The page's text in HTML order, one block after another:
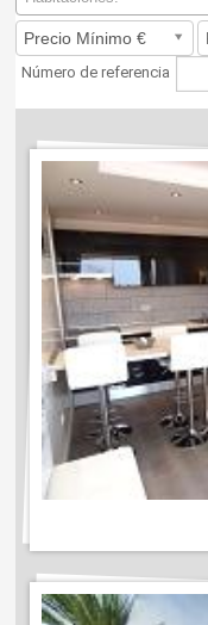
Número de referencia